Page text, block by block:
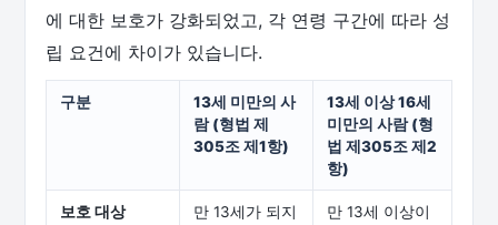
에 대한 보호가 강화되었고, 각 연령 구간에 따라 성
립 요건에 차이가 있습니다.
구분
13세 미만의 사
람 (형법 제
305조 제1항)
13세 이상 16세
미만의 사람 (형
법 제305조 제2
항)
보호 대상 만 13세가 되지 만 13세 이상이